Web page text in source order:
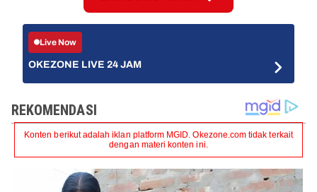
Live Now
OKEZONE LIVE 24 JAM